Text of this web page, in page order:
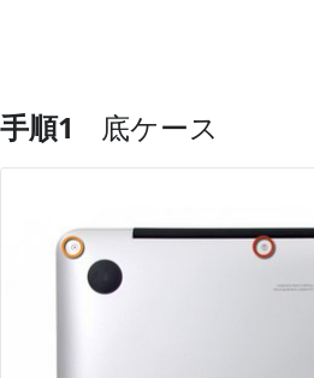
手順1 底ケース